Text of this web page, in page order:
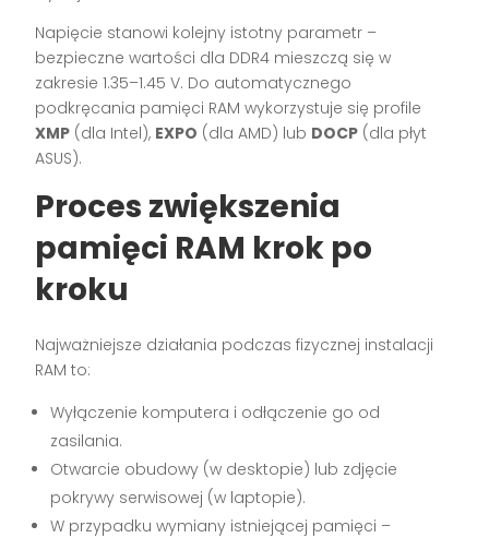
Napięcie stanowi kolejny istotny parametr –
bezpieczne wartości dla DDR4 mieszczą się w
zakresie 1.35–1.45 V. Do automatycznego
podkręcania pamięci RAM wykorzystuje się profile
XMP (dla Intel), EXPO (dla AMD) lub DOCP (dla płyt
ASUS).
Proces zwiększenia
pamięci RAM krok po
kroku
Najważniejsze działania podczas fizycznej instalacji
RAM to:
Wyłączenie komputera i odłączenie go od
zasilania.
Otwarcie obudowy (w desktopie) lub zdjęcie
pokrywy serwisowej (w laptopie).
W przypadku wymiany istniejącej pamięci –